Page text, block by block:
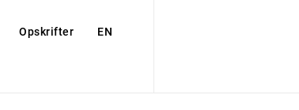
Opskrifter EN